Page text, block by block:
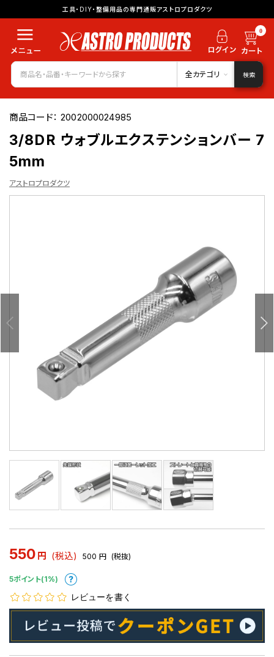
工具・DIY・整備用品の専門通販アストロプロダクツ
0
全カテゴリ 検索
商品コード：2002000024985
3/8DR ウォブルエクステンションバー 7
5mm
アストロプロダクツ
550 円 (税込) 500 円 (税抜)
5ポイント(1%)
レビューを書く